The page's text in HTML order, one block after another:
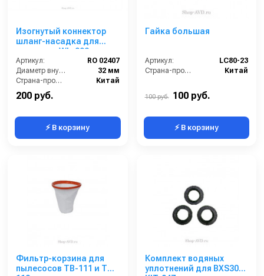
Изогнутый коннектор
шланг-насадка для
пылесоса WL-092
Артикул:
RO 02407
Диаметр внутренний:
32 мм
Страна-производитель:
Китай
200 руб.
⚡ В корзину
Гайка большая
Артикул:
LC80-23
Страна-производитель:
Китай
100 руб. 100 руб.
⚡ В корзину
Фильтр-корзина для
пылесосов TB-111 и TB-
Комплект водяных
уплотнений для BXS3015